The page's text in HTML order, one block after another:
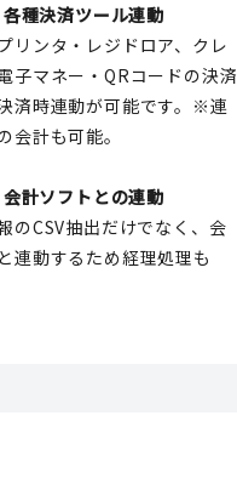
各種決済ツール連動
リンタ・レジドロア、クレ
子マネー・QRコードの決済
済時連動が可能です。※連
会計も可能。
会計ソフトとの連動
のCSV抽出だけでなく、会
連動するため経理処理も